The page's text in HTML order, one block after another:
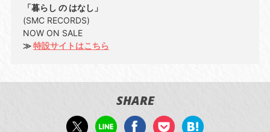
「暮らし の はなし」
(SMC RECORDS)
NOW ON SALE
≫特設サイトはこちら
SHARE